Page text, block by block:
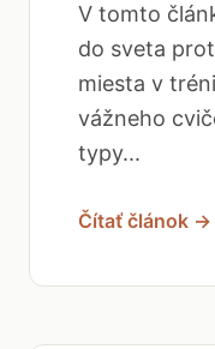
V tomto
do sveta
miesta v
vážneho
typy...
Čítať článok →